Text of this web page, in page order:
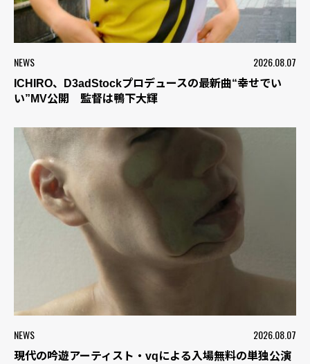
NEWS 2026.08.07
ICHIRO、D3adStockプロデュースの最新曲“幸せでい
い”MV公開 監督は鴨下大輝
NEWS 2026.08.07
現代の吟遊アーティスト・vqによる入場無料の単独公演